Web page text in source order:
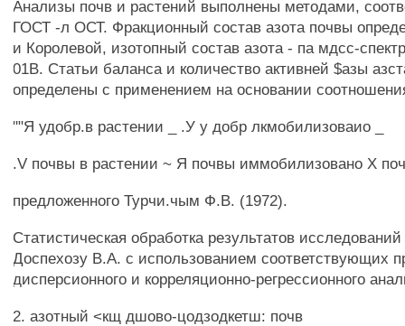
Анализы почв и растений выполнены методами,
ГОСТ -л ОСТ. Фракционный состав азота почвы
и Королевой, изотопный состав азота - па мдсс-
01В. Статьи баланса и количество активней $азы
определены с применением на основании
""Я удобр.в растении _ .У у добр лкмобилизоваио _
.V почвы в растении ~ Я почвы иммобилизовано X
предложенного Турчи.чым Ф.В. (1972).
Статистическая обработка результатов
Доспехозу В.А. с использованием соответствующих
дисперсионного и корреляционно-регрессионного
2. азотный <кщ дшово-цодзодкетш: почв